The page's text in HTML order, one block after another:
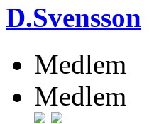
D.Svensson
Medlem
Medlem